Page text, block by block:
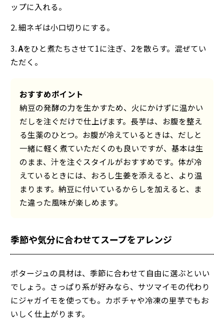
ップに入れる。
2. 細ネギは小口切りにする。
3.Aをひと煮たちさせて1に注ぎ、2を散らす。混ぜてい
ただく。
おすすめポイント
納豆の発酵の力を生かすため、火にかけずに温かい
だしを注ぐだけで仕上げます。長芋は、お腹を整え
る生薬のひとつ。お腹が冷えているときは、だしと
一緒に軽く煮ていただくのも良いですが、基本は生
のまま、汁を注ぐスタイルがおすすめです。体が冷
えているときには、おろし生姜を添えると、より温
まります。納豆に付いているからしを加えると、ま
た違った風味が楽しめます。
季節や気分に合わせてスープをアレンジ
ポタージュの具材は、季節に合わせて自由に選ぶといい
でしょう。さっぱり系が好みなら、サツマイモの代わり
にジャガイモを使っても。カボチャや冷凍の里芋でもお
いしく仕上がります。